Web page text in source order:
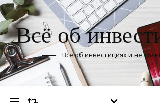
Всё об
Всё об инвестициях и не